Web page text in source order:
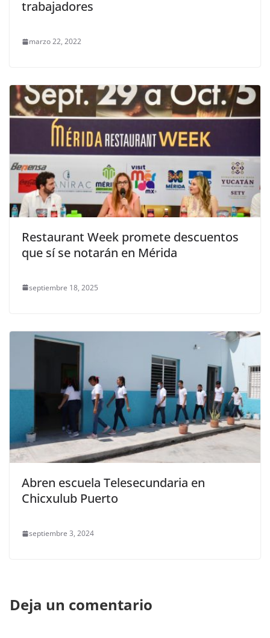
trabajadores
marzo 22, 2022
Restaurant Week promete descuentos
que sí se notarán en Mérida
septiembre 18, 2025
Abren escuela Telesecundaria en
Chicxulub Puerto
septiembre 3, 2024
Deja un comentario